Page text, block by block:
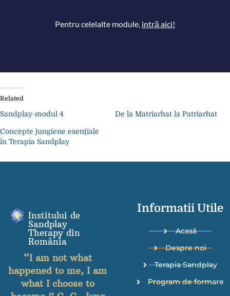
Pentru celelalte module, intră aici!
Related
Sandplay-modul 4 De la Matriarhat la Patriarhat
Concepte jungiene esențiale
în Terapia Sandplay
Institului de
Sandplay
Therapy din
România
“I am not what
happened to me, I am
what I choose to
Informatii Utile
Acasă
Despre noi
Terapia Sandplay
Program de formare